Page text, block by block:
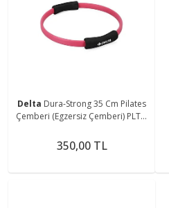
Delta Dura-Strong 35 Cm Pilates
Çemberi (Egzersiz Çemberi) PLTS-
350,00 TL